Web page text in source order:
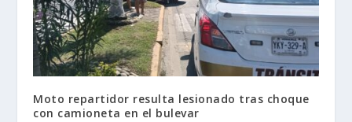
Moto repartidor resulta lesionado tras choque
con camioneta en el bulevar